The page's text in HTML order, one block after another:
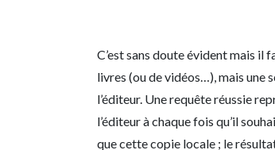
C’est sans doute évident mais il
livres (ou de vidéos…), mais une
l’éditeur. Une requête réussie
l’éditeur à chaque fois qu’il
que cette copie locale ; le